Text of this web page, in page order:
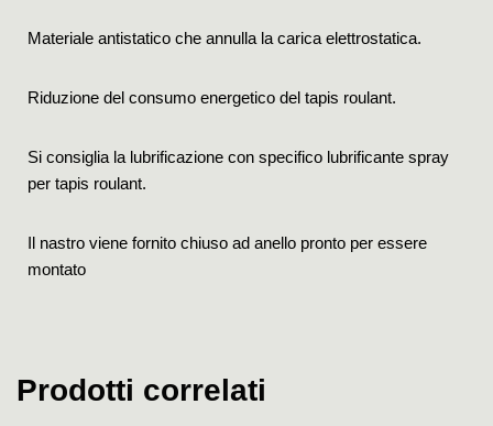
Materiale antistatico che annulla la carica elettrostatica.
Riduzione del consumo energetico del tapis roulant.
Si consiglia la lubrificazione con specifico lubrificante spray
per tapis roulant.
Il nastro viene fornito chiuso ad anello pronto per essere
montato
Prodotti correlati